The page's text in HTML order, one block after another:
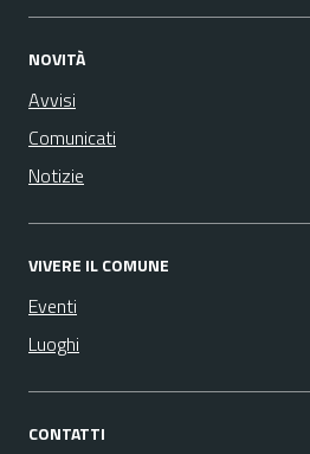
NOVITÀ
Avvisi
Comunicati
Notizie
VIVERE IL COMUNE
Eventi
Luoghi
CONTATTI